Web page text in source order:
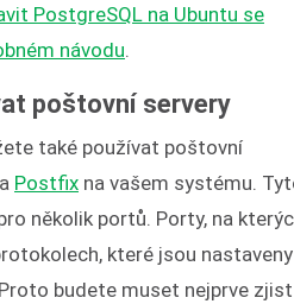
PostgreSQL na Ubuntu se
návodu
poštovní servery
také používat poštovní
a Postfix na vašem systému.
několik portů. Porty, na
které jsou nastaveny
budete muset nejprve